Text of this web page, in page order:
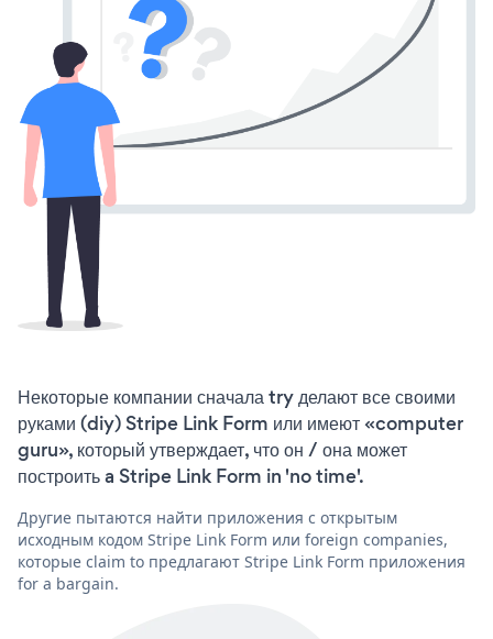
Некоторые компании сначала try делают все своими
руками (diy) Stripe Link Form или имеют «computer
guru», который утверждает, что он / она может
построить a Stripe Link Form in 'no time'.
Другие пытаются найти приложения с открытым
исходным кодом Stripe Link Form или foreign companies,
которые claim to предлагают Stripe Link Form приложения
for a bargain.